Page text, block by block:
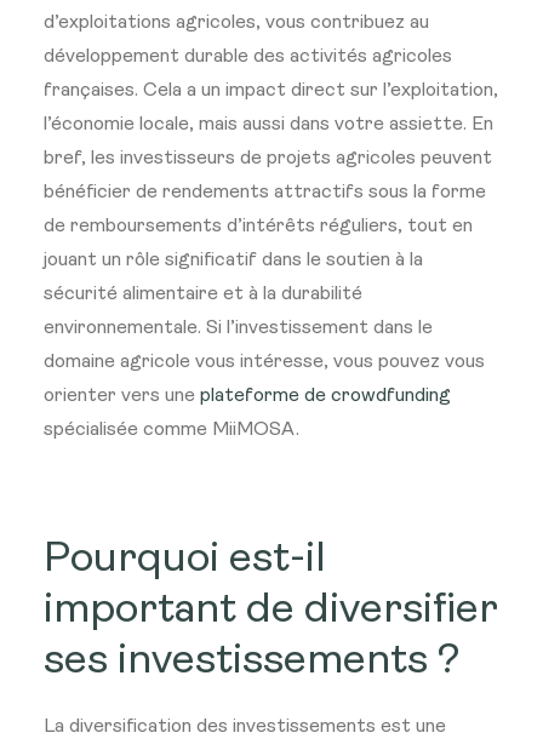
d’exploitations agricoles, vous contribuez au
développement durable des activités agricoles
françaises. Cela a un impact direct sur l’exploitation,
l’économie locale, mais aussi dans votre assiette. En
bref, les investisseurs de projets agricoles peuvent
bénéficier de rendements attractifs sous la forme
de remboursements d’intérêts réguliers, tout en
jouant un rôle significatif dans le soutien à la
sécurité alimentaire et à la durabilité
environnementale. Si l’investissement dans le
domaine agricole vous intéresse, vous pouvez vous
orienter vers une plateforme de crowdfunding
spécialisée comme MiiMOSA.
Pourquoi est-il
important de diversifier
ses investissements ?
La diversification des investissements est une